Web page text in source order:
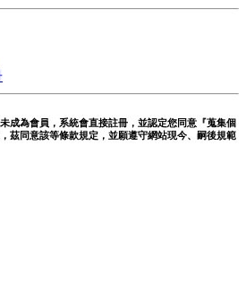
成為會員，系統會直接註冊，並認定您同意『蒐集個
茲同意該等條款規定，並願遵守網站現今、嗣後規範